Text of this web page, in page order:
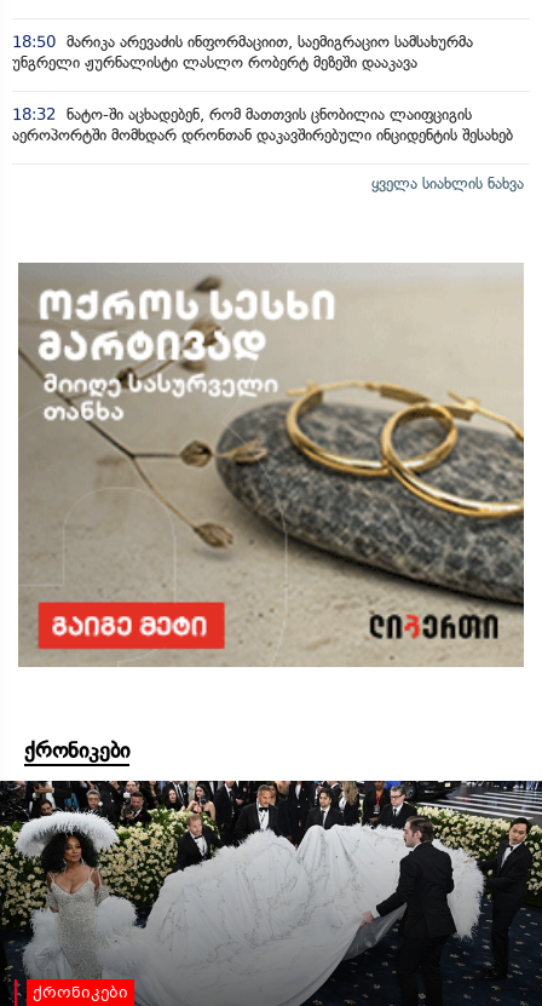
18:50 მარიკა არევაძის ინფორმაციით, საემიგრაციო სამსახურმა
უნგრელი ჟურნალისტი ლასლო რობერტ მეზეში დააკავა
18:32
ნატო-ში აცხადებენ, რომ მათთვის ცნობილია ლაიფციგის
აეროპორტში მომხდარ დრონთან დაკავშირებული ინციდენტის შესახებ
ყველა სიახლის ნახვა
ქრონიკები
ქრონიკები